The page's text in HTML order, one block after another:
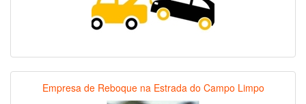
Empresa de Reboque na Estrada do Campo Limpo